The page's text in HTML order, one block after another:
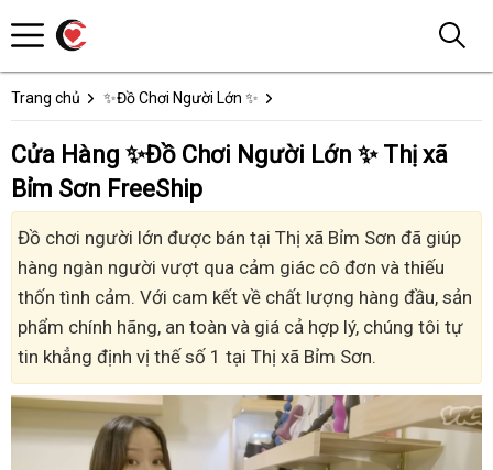
Trang chủ ✨Đồ Chơi Người Lớn ✨
Cửa Hàng ✨Đồ Chơi Người Lớn ✨ Thị xã
Bỉm Sơn FreeShip
Đồ chơi người lớn được bán tại Thị xã Bỉm Sơn đã giúp
hàng ngàn người vượt qua cảm giác cô đơn và thiếu
thốn tình cảm. Với cam kết về chất lượng hàng đầu, sản
phẩm chính hãng, an toàn và giá cả hợp lý, chúng tôi tự
tin khẳng định vị thế số 1 tại Thị xã Bỉm Sơn.